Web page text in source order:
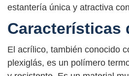
estantería única y atractiva
Características
El acrílico, también conocido
plexiglás, es un polímero